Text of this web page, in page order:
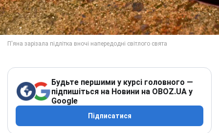
Будьте першими у курсі головного —
підпишіться на Новини на OBOZ.UA у
Google
Підписатися